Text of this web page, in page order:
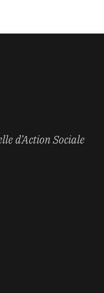
d’Action Sociale